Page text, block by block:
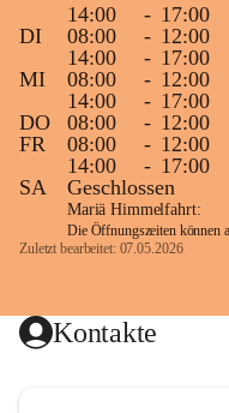
14:00
- 17:00
DI
08:00 - 12:00
14:00
- 17:00
MI
08:00 - 12:00
14:00
- 17:00
DO
08:00 - 12:00
FR
08:00 - 12:00
14:00
- 17:00
SA
Geschlossen
Mariä Himmelfahrt:
Die Öffnungszeiten können
Zuletzt bearbeitet: 07.05.2026
Kontakte